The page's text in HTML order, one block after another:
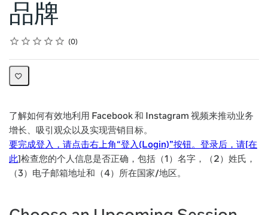
品牌
Rating
1 star
2 stars
3 stars
4 stars
5 stars
Average rating: 0 0
No reviews
了解如何有效地利用 Facebook 和 Instagram 视频来推动业务
增长、吸引观众以及实现营销目标。
要完成登入，请点击右上角“登入(Login)”按钮。登录后，请[在
此]检查您的个人信息是否正确，包括（1）名字，（2）姓氏，
（3）电子邮箱地址和（4）所在国家/地区。